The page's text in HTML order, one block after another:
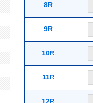
8R
9R
10R
11R
12R